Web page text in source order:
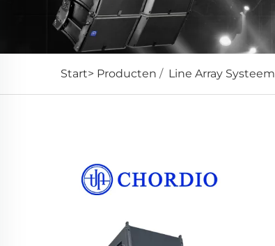
Start> Producten / Line Array Systeem